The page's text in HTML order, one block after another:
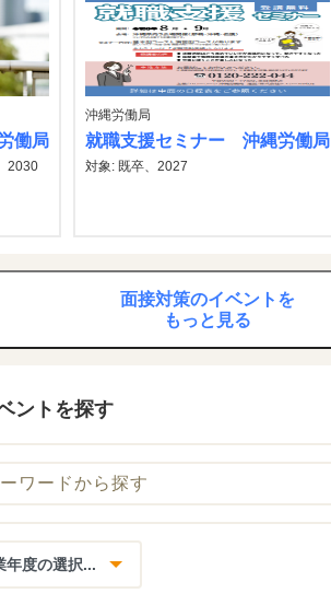
働局
2030
沖縄労働局
就職支援セミナー 沖縄労働局
対象: 既卒、2027
面接対策のイベントを
もっと見る
ントを探す